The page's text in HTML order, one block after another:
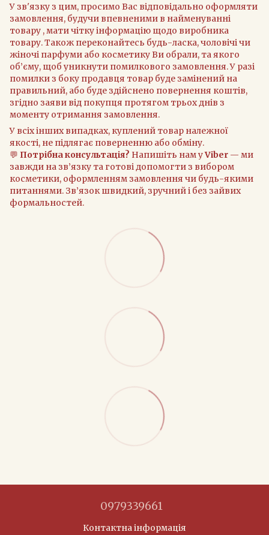
У зв'язку з цим, просимо Вас відповідально оформляти
замовлення, будучи впевненими в найменуванні
товару , мати чітку інформацію щодо виробника
товару. Також переконайтесь будь-ласка, чоловічі чи
жіночі парфуми або косметику Ви обрали, та якого
об’єму, щоб уникнути помилкового замовлення. У разі
помилки з боку продавця товар буде замінений на
правильний, або буде здійснено повернення коштів,
згідно заяви від покупця протягом трьох днів з
моменту отримання замовлення.
У всіх інших випадках, куплений товар належної
якості, не підлягає поверненню або обміну.
💬 Потрібна консультація? Напишіть нам уViber — ми
завжди на зв’язку та готові допомогти з вибором
косметики, оформленням замовлення чи будь-якими
питаннями. Зв’язок швидкий, зручний і без зайвих
формальностей.
0979339661
Контактна інформація